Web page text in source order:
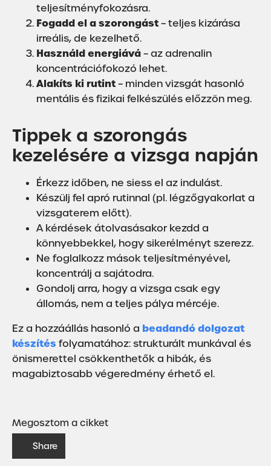
teljesítményfokozásra.
Fogadd el a szorongást– teljes kizárása
irreális, de kezelhető.
Használd energiává– az adrenalin
koncentrációfokozó lehet.
Alakíts ki rutint– minden vizsgát hasonló
mentális és fizikai felkészülés előzzön meg.
Tippek a szorongás
kezelésére a vizsga napján
Érkezz időben, ne siess el az indulást.
Készülj fel apró rutinnal (pl. légzőgyakorlat a
vizsgaterem előtt).
A kérdések átolvasásakor kezdd a
könnyebbekkel, hogy sikerélményt szerezz.
Ne foglalkozz mások teljesítményével,
koncentrálj a sajátodra.
Gondolj arra, hogy a vizsga csak egy
állomás, nem a teljes pálya mércéje.
Ez a hozzáállás hasonló a beadandó dolgozat
készítés folyamatához: strukturált munkával és
önismerettel csökkenthetők a hibák, és
magabiztosabb végeredmény érhető el.
Megosztom a cikket
Share